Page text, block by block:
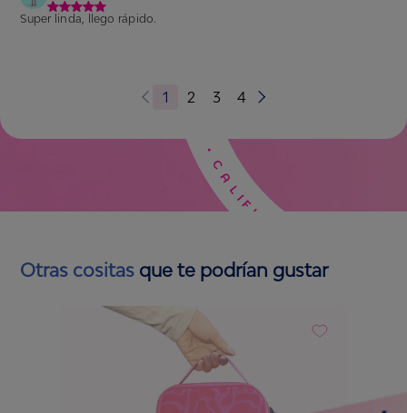
Super linda, llego rápido.
1 2 3 4
Otras cositas que te podrían gustar